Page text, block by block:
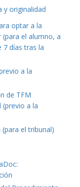
y originalidad
optar a la
el alumno, a
7 días tras la
a la
de TFM
(previo a la
el tribunal)